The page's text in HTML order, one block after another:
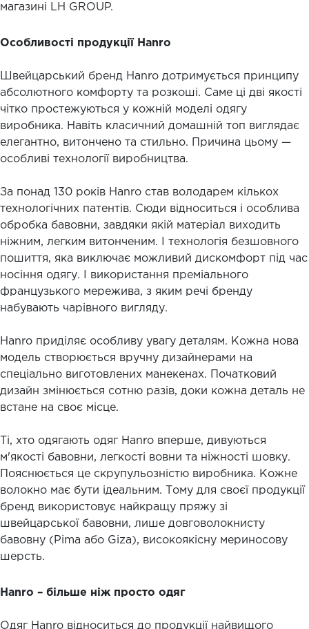
магазині LH GROUP.
Особливості продукції Hanro
Швейцарський бренд Hanro дотримується принципу
абсолютного комфорту та розкоші. Саме ці дві якості
чітко простежуються у кожній моделі одягу
виробника. Навіть класичний домашній топ виглядає
елегантно, витончено та стильно. Причина цьому —
особливі технології виробництва.
За понад 130 років Hanro став володарем кількох
технологічних патентів. Сюди відноситься і особлива
обробка бавовни, завдяки якій матеріал виходить
ніжним, легким витонченим. І технологія безшовного
пошиття, яка виключає можливий дискомфорт під час
носіння одягу. І використання преміального
французького мережива, з яким речі бренду
набувають чарівного вигляду.
Hanro приділяє особливу увагу деталям. Кожна нова
модель створюється вручну дизайнерами на
спеціально виготовлених манекенах. Початковий
дизайн змінюється сотню разів, доки кожна деталь не
встане на своє місце.
Ті, хто одягають одяг Hanro вперше, дивуються
м'якості бавовни, легкості вовни та ніжності шовку.
Пояснюється це скрупульозністю виробника. Кожне
волокно має бути ідеальним. Тому для своєї продукції
бренд використовує найкращу пряжу зі
швейцарської бавовни, лише довговолокнисту
бавовну (Pima або Giza), високоякісну мериносову
шерсть.
Hanro – більше ніж просто одяг
Одяг Hanro відноситься до продукції найвищого